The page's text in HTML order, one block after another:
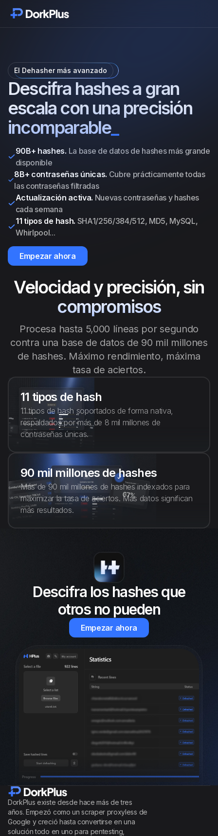
Funciones
Precios
Testimonios
Blog
Cambios
Anti Public
Dehasher
Español
El Dehasher más avanzado
Descifra hashes a gran
escala con una precisión
incomparable_
90B+ hashes. La base de datos de hashes más grande
disponible
8B+ contraseñas únicas. Cubre prácticamente todas
las contraseñas filtradas
Actualización activa. Nuevas contraseñas y hashes
cada semana
11 tipos de hash. SHA1/256/384/512, MD5, MySQL,
Whirlpool...
Empezar ahora
Velocidad y precisión, sin
compromisos
Procesa hasta 5,000 líneas por segundo
contra una base de datos de 90 mil millones
de hashes. Máximo rendimiento, máxima
tasa de aciertos.
11 tipos de hash
11 tipos de hash soportados de forma nativa,
respaldados por más de 8 mil millones de
contraseñas únicas.
90 mil millones de hashes
Más de 90 mil millones de hashes indexados para
maximizar la tasa de aciertos. Más datos significan
más resultados.
Descifra los hashes que
otros no pueden
Empezar ahora
DorkPlus existe desde hace más de tres
años. Empezó como un scraper proxyless de
Google y creció hasta convertirse en una
solución todo en uno para pentesting,